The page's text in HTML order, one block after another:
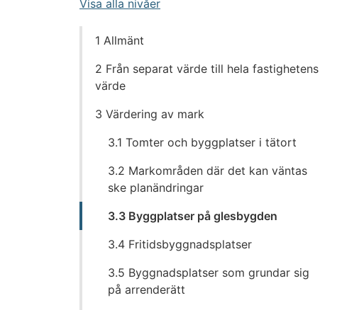
Visa alla nivåer
innehållet
1 Allmänt
2 Från separat värde till hela fastighetens
värde
3 Värdering av mark
3.1 Tomter och byggplatser i tätort
3.2 Markområden där det kan väntas
ske planändringar
3.3 Byggplatser på glesbygden
3.4 Fritidsbyggnadsplatser
3.5 Byggnadsplatser som grundar sig
på arrenderätt